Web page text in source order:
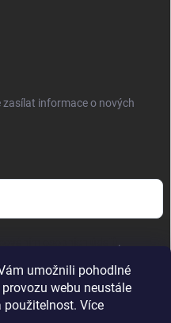
umožnili pohodlné
webu neustále
použitelnost. Více
zasílat informace o nových
.